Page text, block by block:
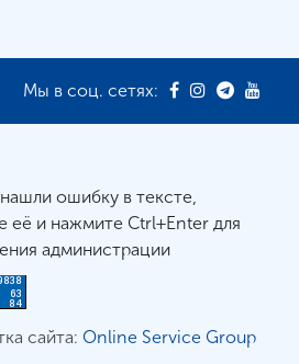
Мы в соц. сетях:
ошибку в тексте,
её и нажмите Ctrl+Enter для
администрации
сайта: Online Service Group